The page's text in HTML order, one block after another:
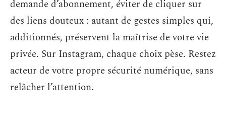
demande d’abonnement, éviter de cliquer sur
des liens douteux : autant de gestes simples qui,
additionnés, préservent la maîtrise de votre vie
privée. Sur Instagram, chaque choix pèse. Restez
acteur de votre propre sécurité numérique, sans
relâcher l’attention.